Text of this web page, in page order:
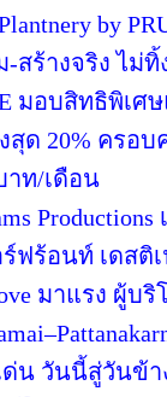
by
ร้างจริง ไม่ทิ้
มอบสิทธิพิเศ
ด 20% ครอบ
าท/เดือน
Productions
ร์ฟร้อนท์ เดสติ
มาแรง ผู้
น วันนี้สู่วันข้